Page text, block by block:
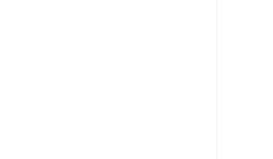
アンダーライティング機能全体を統括